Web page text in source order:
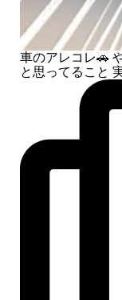
車のアレコレ🚗
と思ってること